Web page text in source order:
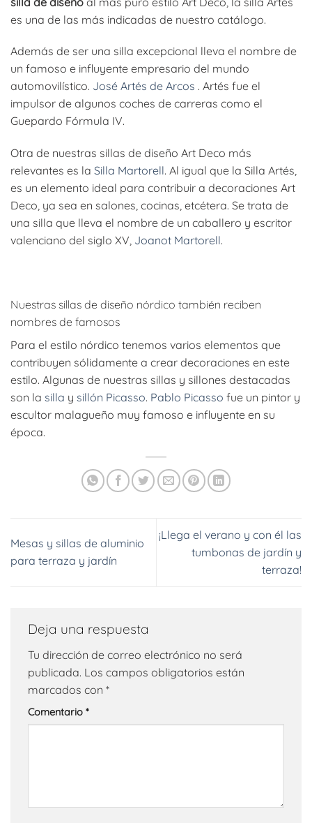
es una de las más indicadas de nuestro catálogo.
Además de ser una silla excepcional lleva el nombre de
un famoso e influyente empresario del mundo
automovilístico. José Artés de Arcos . Artés fue el
impulsor de algunos coches de carreras como el
Guepardo Fórmula IV.
Otra de nuestras sillas de diseño Art Deco más
relevantes es la Silla Martorell. Al igual que la Silla Artés,
es un elemento ideal para contribuir a decoraciones Art
Deco, ya sea en salones, cocinas, etcétera. Se trata de
una silla que lleva el nombre de un caballero y escritor
valenciano del siglo XV, Joanot Martorell.
Nuestras sillas de diseño nórdico también reciben
nombres de famosos
Para el estilo nórdico tenemos varios elementos que
contribuyen sólidamente a crear decoraciones en este
estilo. Algunas de nuestras sillas y sillones destacadas
son la silla y sillón Picasso. Pablo Picasso fue un pintor y
escultor malagueño muy famoso e influyente en su
época.
Mesas y sillas de aluminio
para terraza y jardín
¡Llega el verano y con él las
tumbonas de jardín y
terraza!
Deja una respuesta
Tu dirección de correo electrónico no será
publicada. Los campos obligatorios están
marcados con *
Comentario *